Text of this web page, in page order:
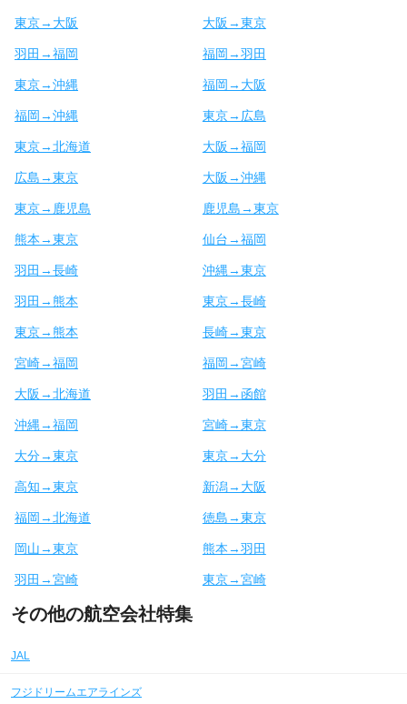
東京→大阪 大阪→東京
羽田→福岡 福岡→羽田
東京→沖縄 福岡→大阪
福岡→沖縄 東京→広島
東京→北海道 大阪→福岡
広島→東京 大阪→沖縄
東京→鹿児島 鹿児島→東京
熊本→東京 仙台→福岡
羽田→長崎 沖縄→東京
羽田→熊本 東京→長崎
東京→熊本 長崎→東京
宮崎→福岡 福岡→宮崎
大阪→北海道 羽田→函館
沖縄→福岡 宮崎→東京
大分→東京 東京→大分
高知→東京 新潟→大阪
福岡→北海道 徳島→東京
岡山→東京 熊本→羽田
羽田→宮崎 東京→宮崎
その他の航空会社特集
JAL
フジドリームエアラインズ